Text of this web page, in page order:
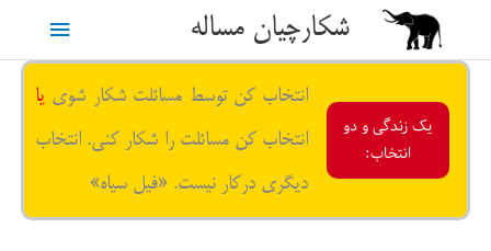
محتوا
شکارچیان مساله
فهرست
یک زندگی و دو
انتخاب:
انتخاب کن توسط مسائلت شکار شوی یا
انتخاب کن مسائلت را شکار کنی. انتخاب
دیگری درکار نیست. «فیل سیاه»